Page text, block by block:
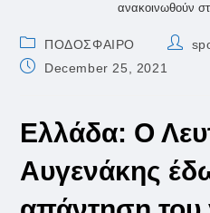
ανακοινωθούν
Post
category:
ΠΟΔΟΣΦΑΙΡΟ
Post
PostDecember 25, 2021
Ελλάδα: Ο
Αυγενάκης